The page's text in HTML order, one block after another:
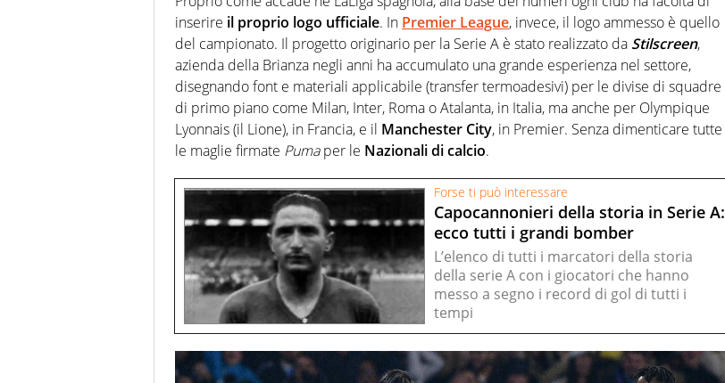
inserire il proprio logo ufficiale. In Premier League, invece, il logo ammesso è quello
del campionato. Il progetto originario per la Serie A è stato realizzato da Stilscreen,
azienda della Brianza negli anni ha accumulato una grande esperienza nel settore,
disegnando font e materiali applicabile (transfer termoadesivi) per le divise di squadre
di primo piano come Milan, Inter, Roma o Atalanta, in Italia, ma anche per Olympique
Lyonnais (il Lione), in Francia, e il Manchester City, in Premier. Senza dimenticare tutte
le maglie firmate Pumaper le Nazionali di calcio.
Forse ti può interessare
Capocannonieri della storia in Serie A:
ecco tutti i grandi bomber
L’elenco di tutti i marcatori della storia
della serie A con i giocatori che hanno
messo a segno i record di gol di tutti i
tempi